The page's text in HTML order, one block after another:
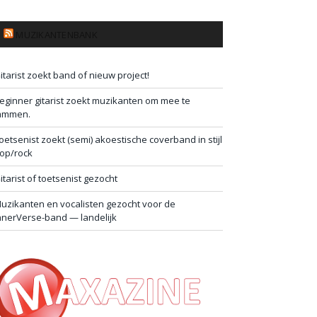
zoekt band of nieuw project!
gitarist zoekt muzikanten om mee te
zoekt (semi) akoestische coverband in stijl
rock
of toetsenist gezocht
en vocalisten gezocht voor de
band — landelijk